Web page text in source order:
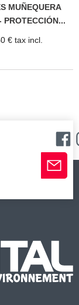
MUÑEQUERA
PROTECCIÓN...
€ tax incl.